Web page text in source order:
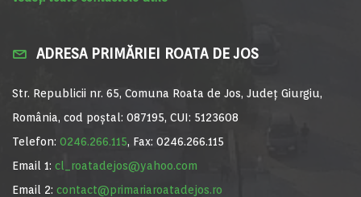
ADRESA PRIMĂRIEI ROATA DE JOS
Str. Republicii nr. 65, Comuna Roata de Jos, Județ Giurgiu,
România, cod poștal: 087195, CUI: 5123608
Telefon: 0246.266.115, Fax: 0246.266.115
Email 1: cl_roatadejos@yahoo.com
Email 2: contact@primariaroatadejos.ro